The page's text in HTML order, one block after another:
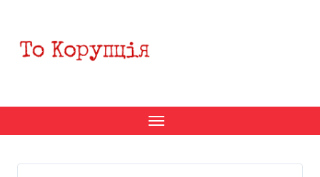
содержанию